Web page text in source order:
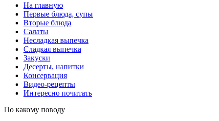
На главную
Первые блюда, супы
Вторые блюда
Салаты
Несладкая выпечка
Сладкая выпечка
Закуски
Десерты, напитки
Консервация
Видео-рецепты
Интересно почитать
По какому поводу